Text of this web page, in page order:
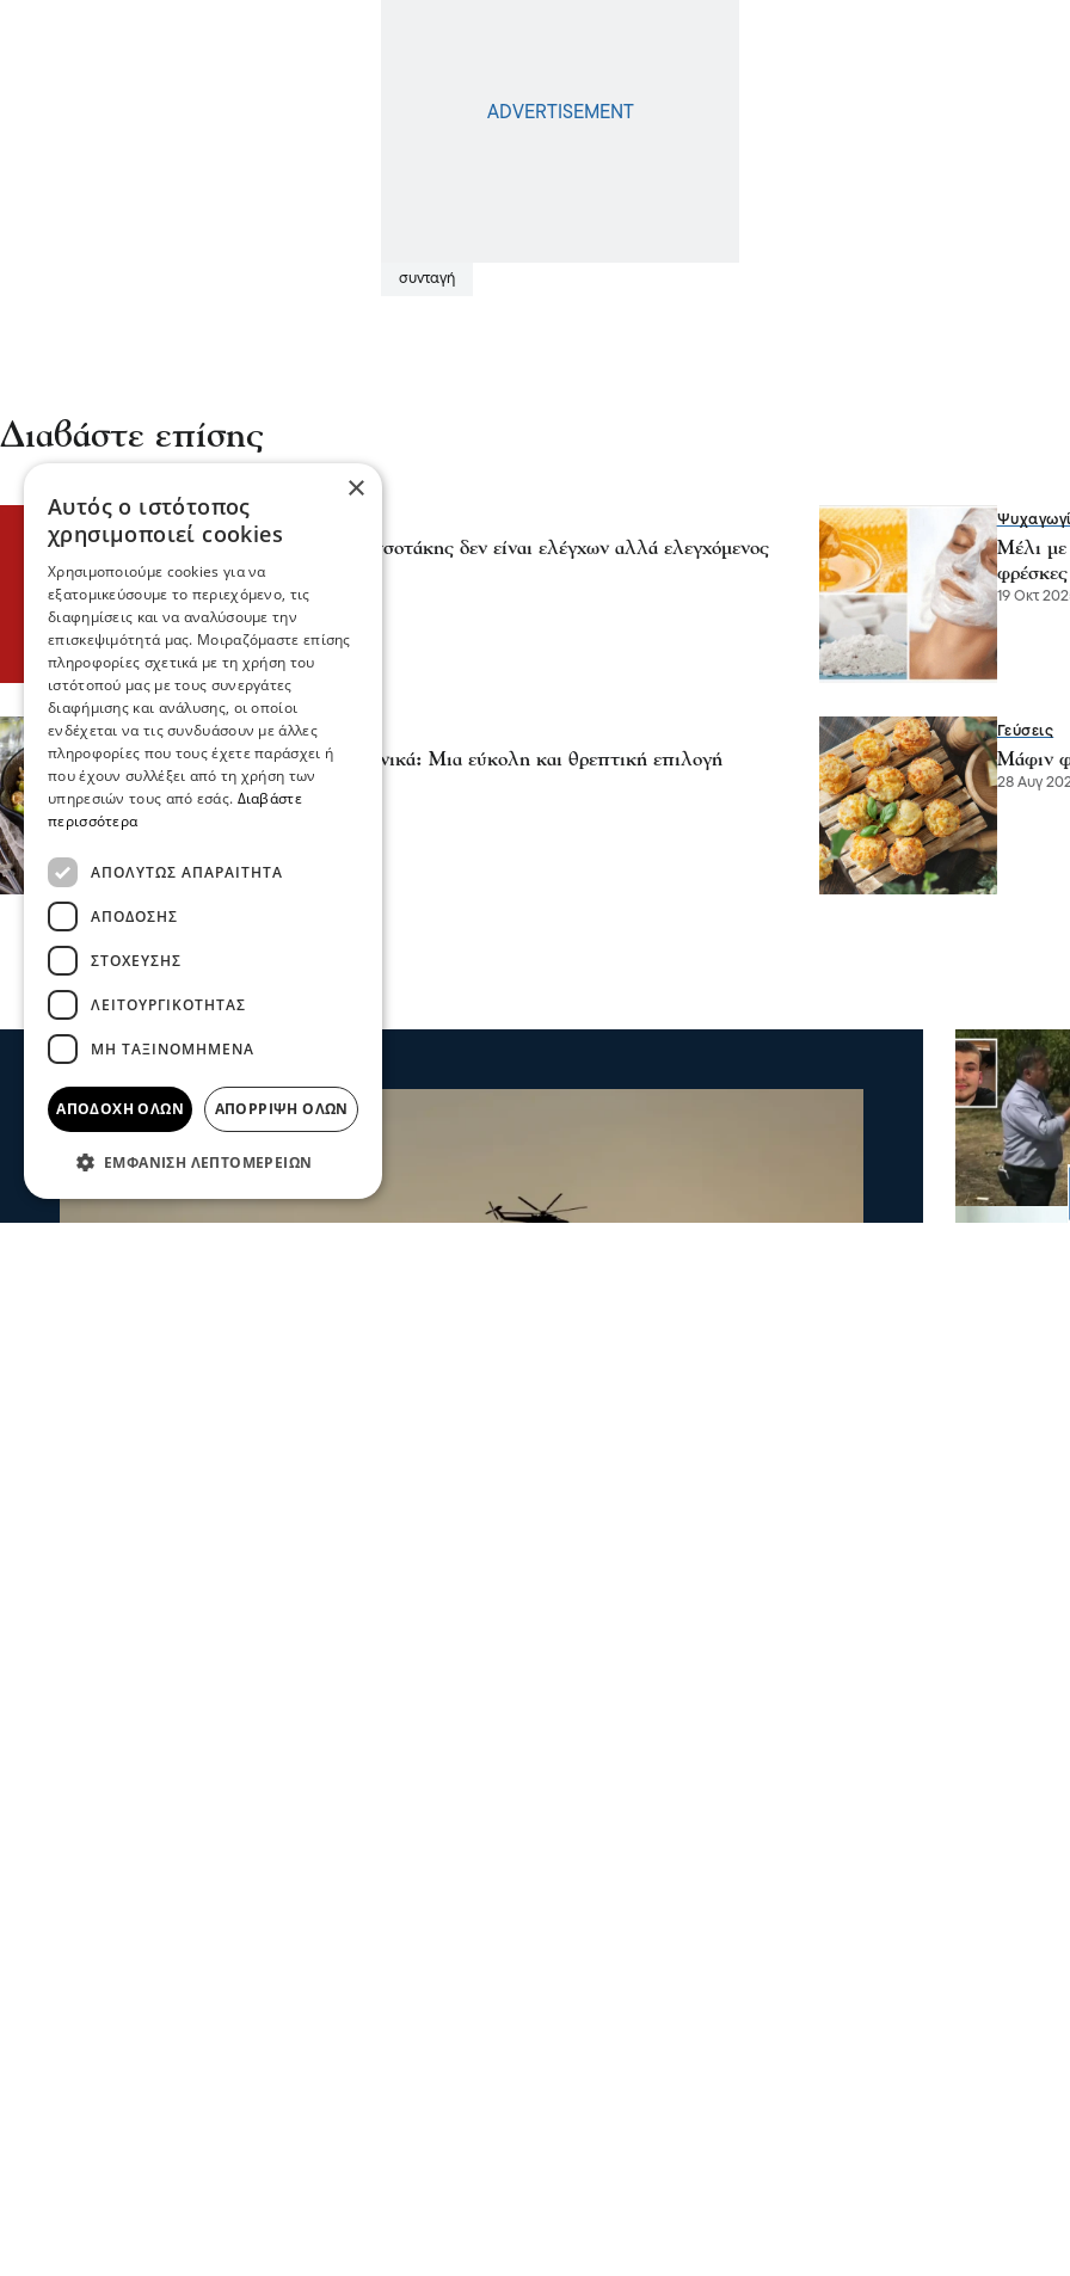
συνταγή
Διαβάστε επίσης
ΣΥΡΙΖΑ-ΠΣ -Ο κ. Μητσοτάκης δεν είναι ελέγχων αλλά ελεγχόμενος
12 Ιου 2026, 21:05
Μέλι με
19 Οκτ
Γεύσεις
Ζυμαρικά με ψητά λαχανικά: Μια εύκολη και θρεπτική επιλογή
31 Αυγ 2025, 15:34
Γεύσεις
Μάφιν
28 Αυγ
×
Αυτός ο ιστότοπος
χρησιμοποιεί cookies
Χρησιμοποιούμε cookies για να
εξατομικεύσουμε το περιεχόμενο, τις
διαφημίσεις και να αναλύσουμε την
επισκεψιμότητά μας. Μοιραζόμαστε επίσης
πληροφορίες σχετικά με τη χρήση του
ιστότοπού μας με τους συνεργάτες
διαφήμισης και ανάλυσης, οι οποίοι
ενδέχεται να τις συνδυάσουν με άλλες
πληροφορίες που τους έχετε παράσχει ή
που έχουν συλλέξει από τη χρήση των
υπηρεσιών τους από εσάς. Διαβάστε
περισσότερα
ΑΠΟΛΎΤΩΣ ΑΠΑΡΑΊΤΗΤΑ
ΑΠΌΔΟΣΗΣ
ΣΤΌΧΕΥΣΗΣ
ΛΕΙΤΟΥΡΓΙΚΌΤΗΤΑΣ
ΜΗ ΤΑΞΙΝΟΜΗΜΈΝΑ
ΑΠΟΔΟΧΉ ΌΛΩΝ ΑΠΌΡΡΙΨΗ ΌΛΩΝ
ΕΜΦΆΝΙΣΗ ΛΕΠΤΟΜΕΡΕΙΏΝ